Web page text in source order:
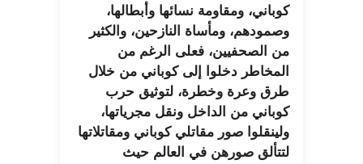
كوباني، ومقاومة نسائها وأبطالها،
وصمودهم، ومأساة النازحين، والكثير
من الصحفيين، فعلى الرغم من
المخاطر دخلوا إلى كوباني من خلال
طرق وعرة وخطرة، لتوثيق حرب
كوباني من الداخل ونقل مجرياتها،
ولينقلوا صور مقاتلي كوباني ومقاتلاتها
لتتألق صورهن في العالم حيث